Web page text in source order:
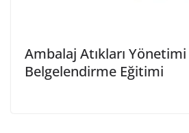
Ambalaj Atıkları
Belgelendirme Eğitimi